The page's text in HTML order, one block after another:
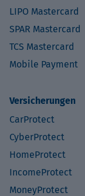
LIPO Mastercard
SPAR Mastercard
TCS Mastercard
Mobile Payment
Versicherungen
CarProtect
CyberProtect
HomeProtect
IncomeProtect
MoneyProtect